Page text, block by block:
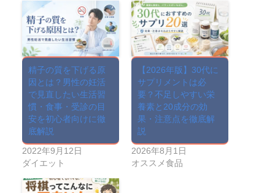
精子の質を下げる原
因とは？男性の妊活
で見直したい生活習
慣・食事・受診の目
安を初心者向けに徹
底解説
2022年9月12日
ダイエット
【2026年版】30代に
サプリメントは必
要？不足しやすい栄
養素と20成分の効
果・注意点を徹底解
説
2026年8月1日
オススメ食品